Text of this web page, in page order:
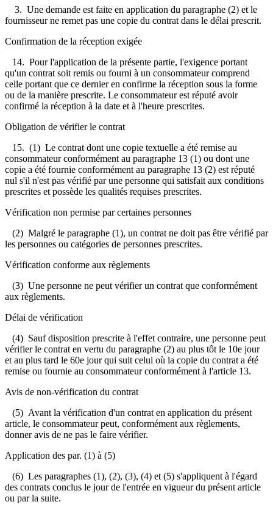
3. Une demande est faite en application du paragraphe (2) et le
fournisseur ne remet pas une copie du contrat dans le délai prescrit.
Confirmation de la réception exigée
14. Pour l'application de la présente partie, l'exigence portant
qu'un contrat soit remis ou fourni à un consommateur comprend
celle portant que ce dernier en confirme la réception sous la forme
ou de la manière prescrite. Le consommateur est réputé avoir
confirmé la réception à la date et à l'heure prescrites.
Obligation de vérifier le contrat
15. (1) Le contrat dont une copie textuelle a été remise au
consommateur conformément au paragraphe 13 (1) ou dont une
copie a été fournie conformément au paragraphe 13 (2) est réputé
nul s'il n'est pas vérifié par une personne qui satisfait aux conditions
prescrites et possède les qualités requises prescrites.
Vérification non permise par certaines personnes
(2) Malgré le paragraphe (1), un contrat ne doit pas être vérifié par
les personnes ou catégories de personnes prescrites.
Vérification conforme aux règlements
(3) Une personne ne peut vérifier un contrat que conformément
aux règlements.
Délai de vérification
(4) Sauf disposition prescrite à l'effet contraire, une personne peut
vérifier le contrat en vertu du paragraphe (2) au plus tôt le 10e jour
et au plus tard le 60e jour qui suit celui où la copie du contrat a été
remise ou fournie au consommateur conformément à l'article 13.
Avis de non-vérification du contrat
(5) Avant la vérification d'un contrat en application du présent
article, le consommateur peut, conformément aux règlements,
donner avis de ne pas le faire vérifier.
Application des par. (1) à (5)
(6) Les paragraphes (1), (2), (3), (4) et (5) s'appliquent à l'égard
des contrats conclus le jour de l'entrée en vigueur du présent article
ou par la suite.